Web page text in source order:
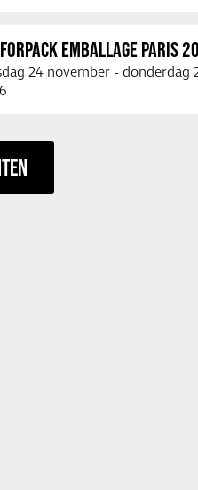
EMBALLAGE PARIS
24 november - donderdag